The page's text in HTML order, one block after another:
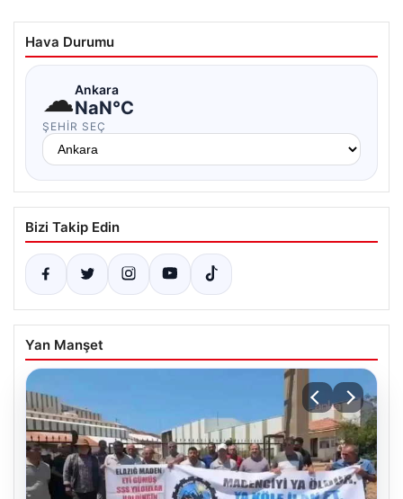
Hava Durumu
☁Ankara
NaN°C
ŞEHIR SEÇ
Bizi Takip Edin
Yan Manşet